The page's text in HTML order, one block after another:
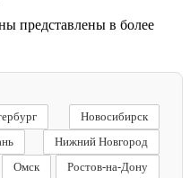
представлены в более
Новосибирск
Нижний Новгород
Омск
Ростов-на-Дону